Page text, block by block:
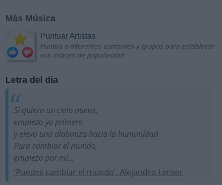
Más Música
Puntuar Artistas
Puntúa a diferentes cantantes y grupos para establecer
sus índices de popularidad
Letra del día
Si quiero un cielo nuevo,
empiezo yo primero
y elevo una alabanza hacia la humanidad
Para cambiar el mundo,
empiezo por mí...
'Puedes cambiar el mundo', Alejandro Lerner